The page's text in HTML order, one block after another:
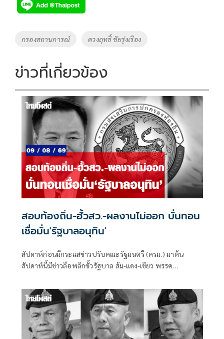
e
b
o
k
tt
er
p
y
k
Tags
กรองสถานการณ์ ดวงฤทธิ์ ชัยรุ่งเรือง
ข่าวที่เกี่ยวข้อง
สอบท้องถิ่น-ฮั้วสว.-ผลงานไม่ออก บั่นทอน
เชื่อมั่น'รัฐบาลอนุทิน'
สัปดาห์ก่อนมีกระแสข่าวปรับคณะรัฐมนตรี (ครม.) มาต้น
สัปดาห์นี้มีข่าวลือพลิกขั้วรัฐบาล ส้ม-แดง-เขียว พรรค